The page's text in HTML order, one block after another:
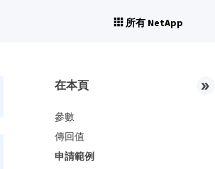
所有 NetApp
在本頁
參數
傳回值
申請範例